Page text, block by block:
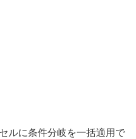
ルに条件分岐を一括適用で